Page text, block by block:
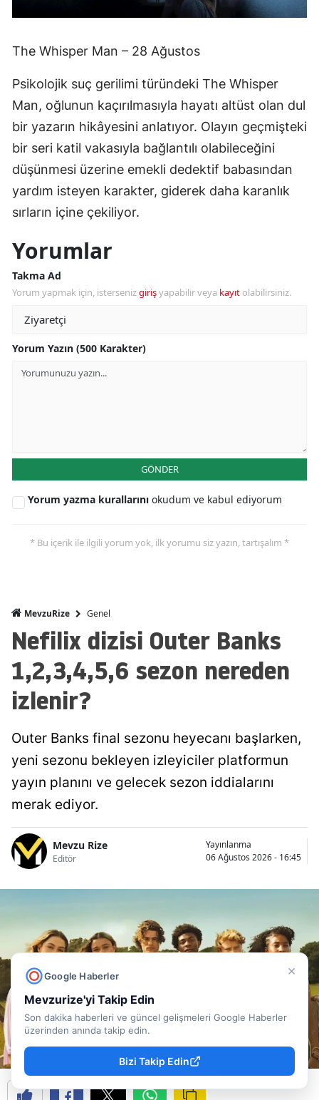
×
Google Haberler
Mevzurize'yi Takip Edin
Son dakika haberleri ve güncel gelişmeleri Google Haberler
üzerinden anında takip edin.
Bizi Takip Edin
The Whisper Man – 28 Ağustos
Psikolojik suç gerilimi türündeki The Whisper
Man, oğlunun kaçırılmasıyla hayatı altüst olan dul
bir yazarın hikâyesini anlatıyor. Olayın geçmişteki
bir seri katil vakasıyla bağlantılı olabileceğini
düşünmesi üzerine emekli dedektif babasından
yardım isteyen karakter, giderek daha karanlık
sırların içine çekiliyor.
Yorumlar
Takma Ad
Yorum yapmak için, istersenizgirişyapabilir veya kayıt olabilirsiniz.
Yorum Yazın (500 Karakter)
GÖNDER
Yorum yazma kurallarını okudum ve kabul ediyorum
* Bu içerik ile ilgili yorum yok, ilk yorumu siz yazın, tartışalım *
MevzuRize Genel
Nefilix dizisi Outer Banks
1,2,3,4,5,6 sezon nereden
izlenir?
Outer Banks final sezonu heyecanı başlarken,
yeni sezonu bekleyen izleyiciler platformun
yayın planını ve gelecek sezon iddialarını
merak ediyor.
Mevzu Rize
Editör
Yayınlanma
06 Ağustos 2026 - 16:45